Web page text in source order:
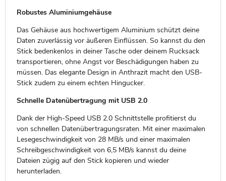
Robustes Aluminiumgehäuse
Das Gehäuse aus hochwertigem Aluminium schützt deine
Daten zuverlässig vor äußeren Einflüssen. So kannst du den
Stick bedenkenlos in deiner Tasche oder deinem Rucksack
transportieren, ohne Angst vor Beschädigungen haben zu
müssen. Das elegante Design in Anthrazit macht den USB-
Stick zudem zu einem echten Hingucker.
Schnelle Datenübertragung mit USB 2.0
Dank der High-Speed USB 2.0 Schnittstelle profitierst du
von schnellen Datenübertragungsraten. Mit einer maximalen
Lesegeschwindigkeit von 28 MB/s und einer maximalen
Schreibgeschwindigkeit von 6,5 MB/s kannst du deine
Dateien zügig auf den Stick kopieren und wieder
herunterladen.